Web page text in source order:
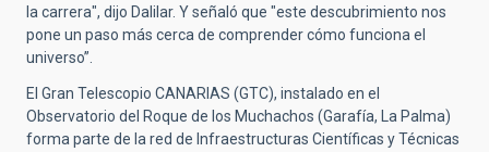
la carrera", dijo Dalilar. Y señaló que "este descubrimiento nos
pone un paso más cerca de comprender cómo funciona el
universo”.
El Gran Telescopio CANARIAS (GTC), instalado en el
Observatorio del Roque de los Muchachos (Garafía, La Palma)
forma parte de la red de Infraestructuras Científicas y Técnicas